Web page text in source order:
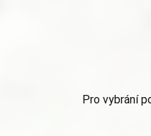
Pro vybrání